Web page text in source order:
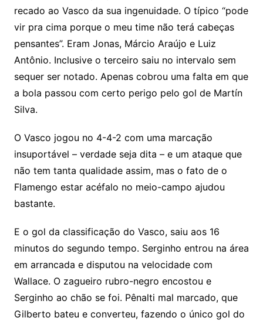
recado ao Vasco da sua ingenuidade. O típico “pode
vir pra cima porque o meu time não terá cabeças
pensantes”. Eram Jonas, Márcio Araújo e Luiz
Antônio. Inclusive o terceiro saiu no intervalo sem
sequer ser notado. Apenas cobrou uma falta em que
a bola passou com certo perigo pelo gol de Martín
Silva.
O Vasco jogou no 4-4-2 com uma marcação
insuportável – verdade seja dita – e um ataque que
não tem tanta qualidade assim, mas o fato de o
Flamengo estar acéfalo no meio-campo ajudou
bastante.
E o gol da classificação do Vasco, saiu aos 16
minutos do segundo tempo. Serginho entrou na área
em arrancada e disputou na velocidade com
Wallace. O zagueiro rubro-negro encostou e
Serginho ao chão se foi. Pênalti mal marcado, que
Gilberto bateu e converteu, fazendo o único gol do